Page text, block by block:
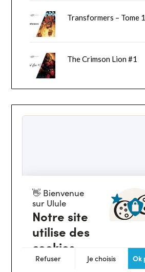
Transformers – Tome 1
The Crimson Lion #1